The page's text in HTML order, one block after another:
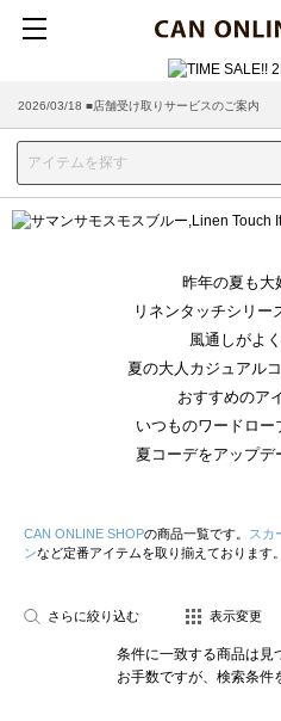
2026/03/18 ■店舗受け取りサービスのご案内
昨年の夏も大
リネンタッチシリー
風通しがよ
夏の大人カジュアル
おすすめのア
いつものワードロー
夏コーデをアップデ
CAN ONLINE SHOPの商品一覧です。 スカ
ンなど定番アイテムを取り揃えております。
さらに絞り込む 表示変更
条件に一致する商品は見
お手数ですが、検索条件